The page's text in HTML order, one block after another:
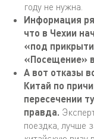
году не нужна.
Информация
что в Чехии
«под
«Посещение»
А вот отказы
Китай по
пересечении
правда.
поездка, лучше